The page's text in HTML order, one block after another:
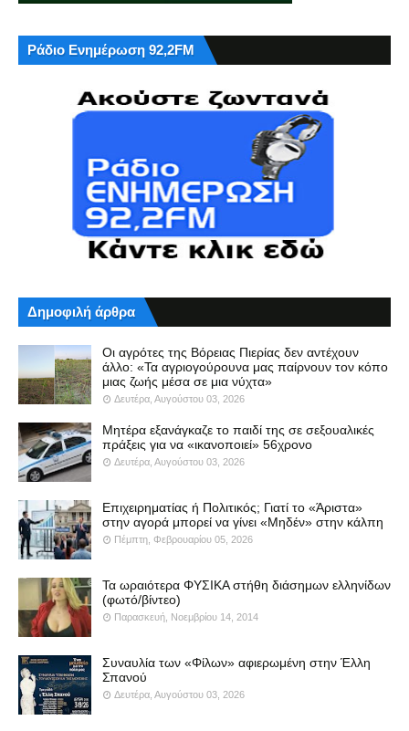
Ράδιο Ενημέρωση 92,2FM
Δημοφιλή άρθρα
Οι αγρότες της Βόρειας Πιερίας δεν αντέχουν
άλλο: «Τα αγριογούρουνα μας παίρνουν τον κόπο
μιας ζωής μέσα σε μια νύχτα»
Δευτέρα, Αυγούστου 03, 2026
Μητέρα εξανάγκαζε το παιδί της σε σεξουαλικές
πράξεις για να «ικανοποιεί» 56χρονο
Δευτέρα, Αυγούστου 03, 2026
Επιχειρηματίας ή Πολιτικός; Γιατί το «Άριστα»
στην αγορά μπορεί να γίνει «Μηδέν» στην κάλπη
Πέμπτη, Φεβρουαρίου 05, 2026
Τα ωραιότερα ΦΥΣΙΚΑ στήθη διάσημων ελληνίδων
(φωτό/βίντεο)
Παρασκευή, Νοεμβρίου 14, 2014
Συναυλία των «Φίλων» αφιερωμένη στην Έλλη
Σπανού
Δευτέρα, Αυγούστου 03, 2026